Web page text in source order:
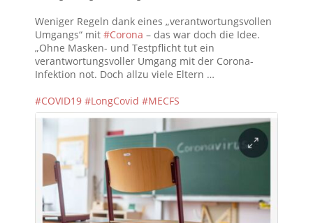
Weniger Regeln dank eines „verantwortungsvollen
Umgangs“ mit #Corona – das war doch die Idee.
„Ohne Masken- und Testpflicht tut ein
verantwortungsvoller Umgang mit der Corona-
Infektion not. Doch allzu viele Eltern …
#COVID19 #LongCovid #MECFS